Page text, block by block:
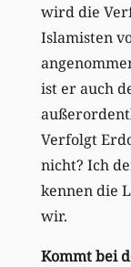
wird die
Islamisten
ist er auch
Verfolgt
nicht? Ich
kennen die
wir.
Kommt bei